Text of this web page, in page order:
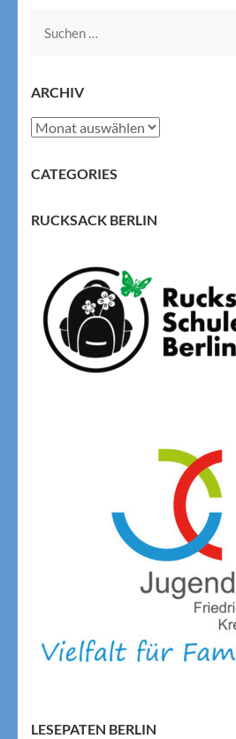
Suchen
ARCHIV
Archiv
CATEGORIES
RUCKSACK BERLIN
LESEPATEN BERLIN